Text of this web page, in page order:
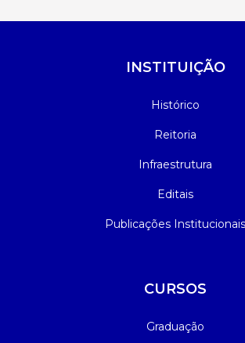
INSTITUIÇÃO
Histórico
Reitoria
Infraestrutura
Editais
Publicações Institucionais
CURSOS
Graduação